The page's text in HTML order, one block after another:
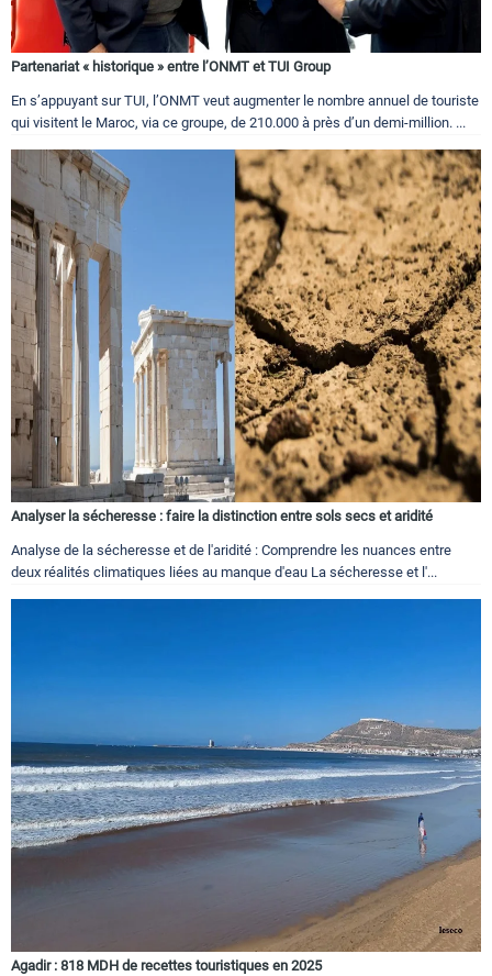
Partenariat « historique » entre l’ONMT et TUI Group
En s’appuyant sur TUI, l’ONMT veut augmenter le nombre annuel de touriste
qui visitent le Maroc, via ce groupe, de 210.000 à près d’un demi-million. ...
Analyser la sécheresse : faire la distinction entre sols secs et aridité
Analyse de la sécheresse et de l'aridité : Comprendre les nuances entre
deux réalités climatiques liées au manque d'eau La sécheresse et l'...
Agadir : 818 MDH de recettes touristiques en 2025